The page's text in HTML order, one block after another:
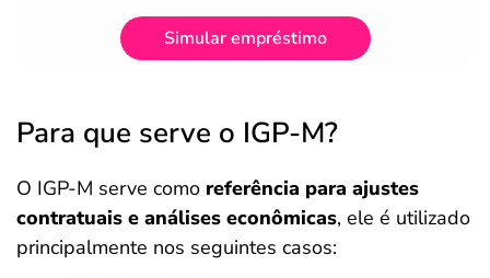
Simular empréstimo
Para que serve o IGP-M?
O IGP-M serve como referência para ajustes
contratuais e análises econômicas, ele é utilizado
principalmente nos seguintes casos: